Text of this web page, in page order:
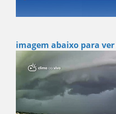
imagem abaixo para